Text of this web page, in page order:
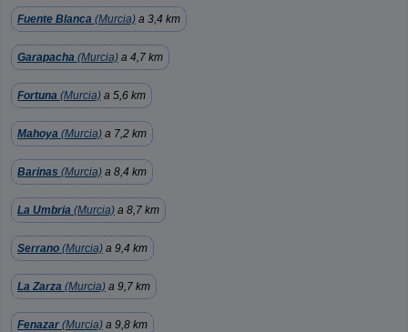
Fuente Blanca (Murcia) a 3,4 km
Garapacha (Murcia) a 4,7 km
Fortuna (Murcia) a 5,6 km
Mahoya (Murcia) a 7,2 km
Barinas (Murcia) a 8,4 km
La Umbria (Murcia) a 8,7 km
Serrano (Murcia) a 9,4 km
La Zarza (Murcia) a 9,7 km
Fenazar (Murcia) a 9,8 km